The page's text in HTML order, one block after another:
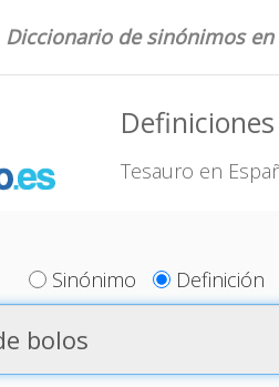
Diccionario de sinónimos en
Tesauro en
Sinónimo Definición